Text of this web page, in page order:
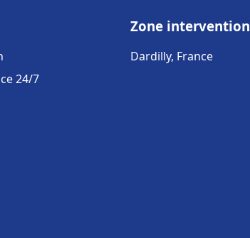
24/7
Zone intervention
Dardilly, France